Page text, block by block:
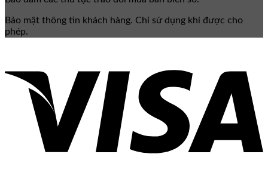
Bảo mật thông tin khách hàng. Chỉ sử dụng khi được cho
phép.